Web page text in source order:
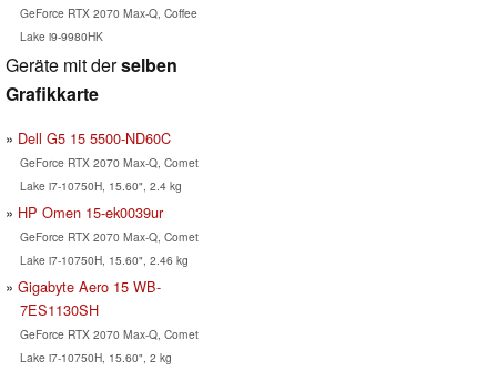
GeForce RTX 2070 Max-Q, Coffee
Lake i9-9980HK
Geräte mit derselben
Grafikkarte
Dell G5 15 5500-ND60C
GeForce RTX 2070 Max-Q, Comet
Lake i7-10750H, 15.60", 2.4 kg
HP Omen 15-ek0039ur
GeForce RTX 2070 Max-Q, Comet
Lake i7-10750H, 15.60", 2.46 kg
Gigabyte Aero 15 WB-
7ES1130SH
GeForce RTX 2070 Max-Q, Comet
Lake i7-10750H, 15.60", 2 kg